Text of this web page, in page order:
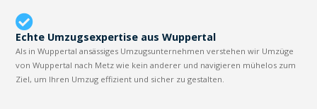
Echte Umzugsexpertise aus Wuppertal
Als in Wuppertal ansässiges Umzugsunternehmen verstehen wir Umzüge
von Wuppertal nach Metz wie kein anderer und navigieren mühelos zum
Ziel, um Ihren Umzug effizient und sicher zu gestalten.